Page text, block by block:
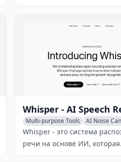
который повышает
организация, помощь в
Multi-purpose Tools AI Noise
Whisper - это система
речи на основе ИИ, которая
приближается к